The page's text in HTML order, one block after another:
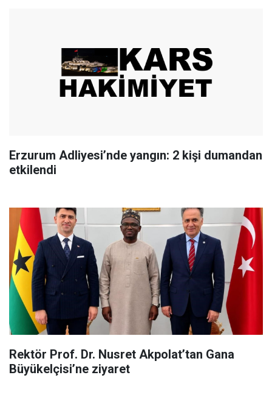
Erzurum Adliyesi’nde yangın: 2 kişi dumandan
etkilendi
Rektör Prof. Dr. Nusret Akpolat’tan Gana
Büyükelçisi’ne ziyaret